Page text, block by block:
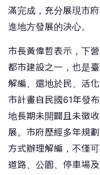
滿完成，充分展現市
進地方發展的決心。
市長黃偉哲表示，下
都市建設之一，也是
解編、還地於民、活
市計畫自民國61年發
地長期未開闢且未徵
展。市府歷經多年規
方式辦理解編，不僅
道路、公園、停車場